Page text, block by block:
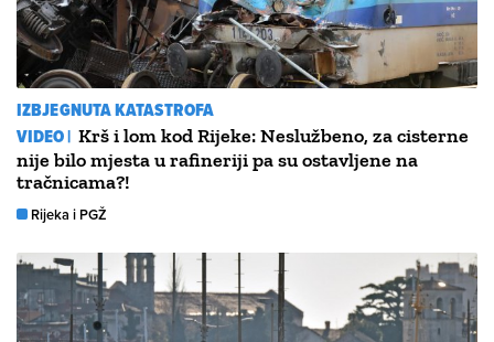
IZBJEGNUTA KATASTROFA
VIDEO | Krš i lom kod Rijeke: Neslužbeno, za cisterne
nije bilo mjesta u rafineriji pa su ostavljene na
tračnicama?!
Rijeka i PGŽ